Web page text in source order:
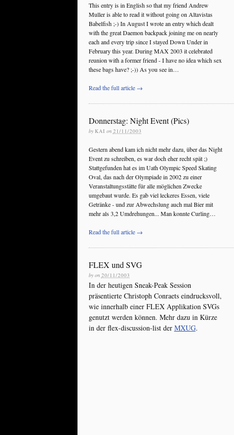
This entry is in English so that my friend Andrew
Muller is able to read it without going on Altavistas
Babelfish ;-) In August I wrote an entry which dealt
with the great Daemon backpack joining me on nearly
each and every trip since I stayed Down Under in
February this year. During MAX 2003 it celebrated
reunion with a former friend - I have no idea which sex
these bags have? ;-)) As you see in…
Read the full article →
Donnerstag: Night Event (Pics)
by KAI on 21/11/2003
Gestern abend kam ich nicht mehr dazu, über das Night
Event zu schreiben, es war doch eher recht spät ;)
Stattgefunden hat es im Uath Olympic Speed Skating
Oval, das nach der Olympiade in 2002 zu einer
Veranstaltungsstätte für alle möglichen Zwecke
umgebaut wurde. Es gab viel leckeres Essen, viele
Getränke - und zur Abwechslung auch mal Bier mit
mehr als 3,2 Umdrehungen... Man konnte Curling…
Read the full article →
FLEX und SVG
by on 20/11/2003
In der heutigen Sneak-Peak Session
präsentierte Christoph Conraets eindrucksvoll,
wie innerhalb einer FLEX Applikation SVGs
genutzt werden können. Mehr dazu in Kürze
in der flex-discussion-list der MXUG.